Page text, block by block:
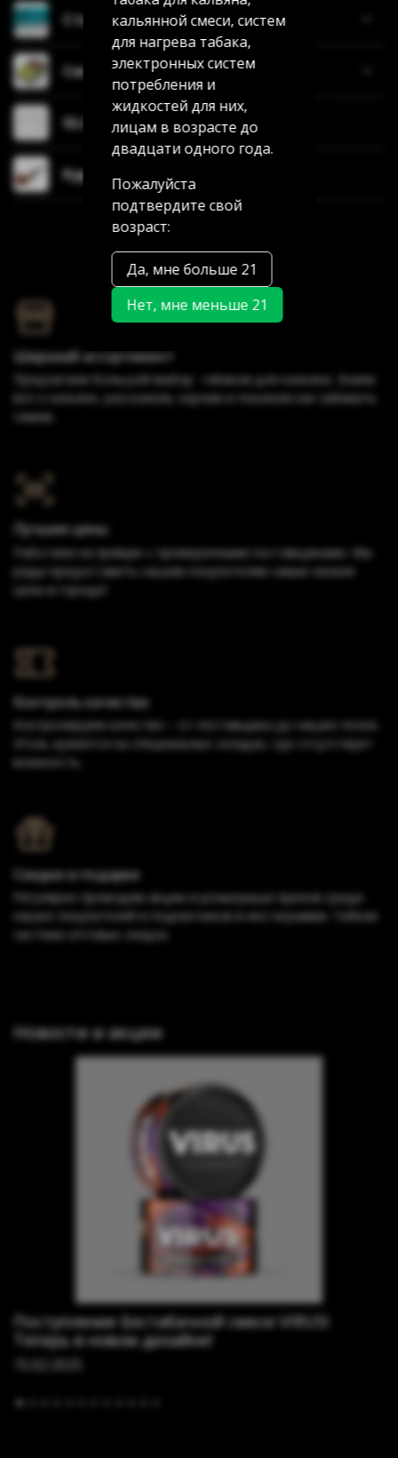
Стики
Сигареты/Сигариллы/Сигары
GLO/IQOS
Курительные трубки
Широкий ассортимент
Предлагаем большой выбор табаков для кальяна. Знаем
всё о кальяне, расскажем, научим и покажем как забивать
самим.
Лучшие цены
Работаем на прямую с проверенными поставщиками. Мы
рады предоставить нашим покупателям самые низкие
цены в городе!
Контроль качества
Контролируем качество – от поставщика до наших полок.
Уголь хранится на специальных складах, где отсутствует
влажность.
Скидки и подарки
Регулярно проводим акции и розыгрыши призов среди
наших покупателей и подписчиков в инстаграмме. Гибкая
система оптовых скидок.
Новости и акции
Поступление Бестабачной смеси VIRUS!
Теперь в новом дизайне!
кальянной смеси, систем
для нагрева табака,
электронных систем
потребления и
жидкостей для них,
лицам в возрасте до
двадцати одного года.
Пожалуйста
подтвердите свой
возраст:
Да, мне больше 21
Нет, мне меньше 21